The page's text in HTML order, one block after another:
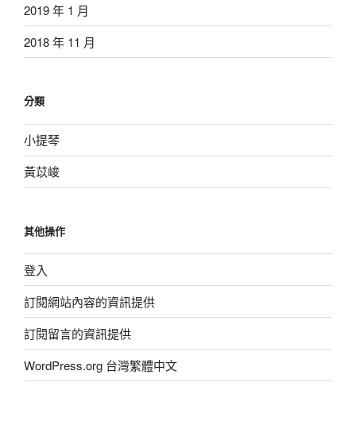
2019 年 1 月
2018 年 11 月
分類
小提琴
黃苡峻
其他操作
登入
訂閱網站內容的資訊提供
訂閱留言的資訊提供
WordPress.org 台灣繁體中文